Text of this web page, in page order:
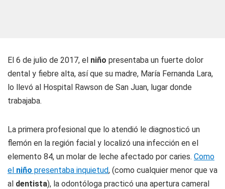
El 6 de julio de 2017, el niño presentaba un fuerte dolor
dental y fiebre alta, así que su madre, María Fernanda Lara,
lo llevó al Hospital Rawson de San Juan, lugar donde
trabajaba.
La primera profesional que lo atendió le diagnosticó un
flemón en la región facial y localizó una infección en el
elemento 84, un molar de leche afectado por caries. Como
el niño presentaba inquietud, (como cualquier menor que va
al dentista), la odontóloga practicó una apertura cameral